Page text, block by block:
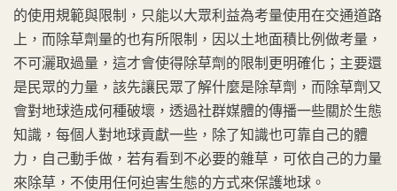
的使用規範與限制，只能以大眾利益為考量使用在交通道路
上，而除草劑量的也有所限制，因以土地面積比例做考量，
不可灑取過量，這才會使得除草劑的限制更明確化；主要還
是民眾的力量，該先讓民眾了解什麼是除草劑，而除草劑又
會對地球造成何種破壞，透過社群媒體的傳播一些關於生態
知識，每個人對地球貢獻一些，除了知識也可靠自己的體
力，自己動手做，若有看到不必要的雜草，可依自己的力量
來除草，不使用任何迫害生態的方式來保護地球。